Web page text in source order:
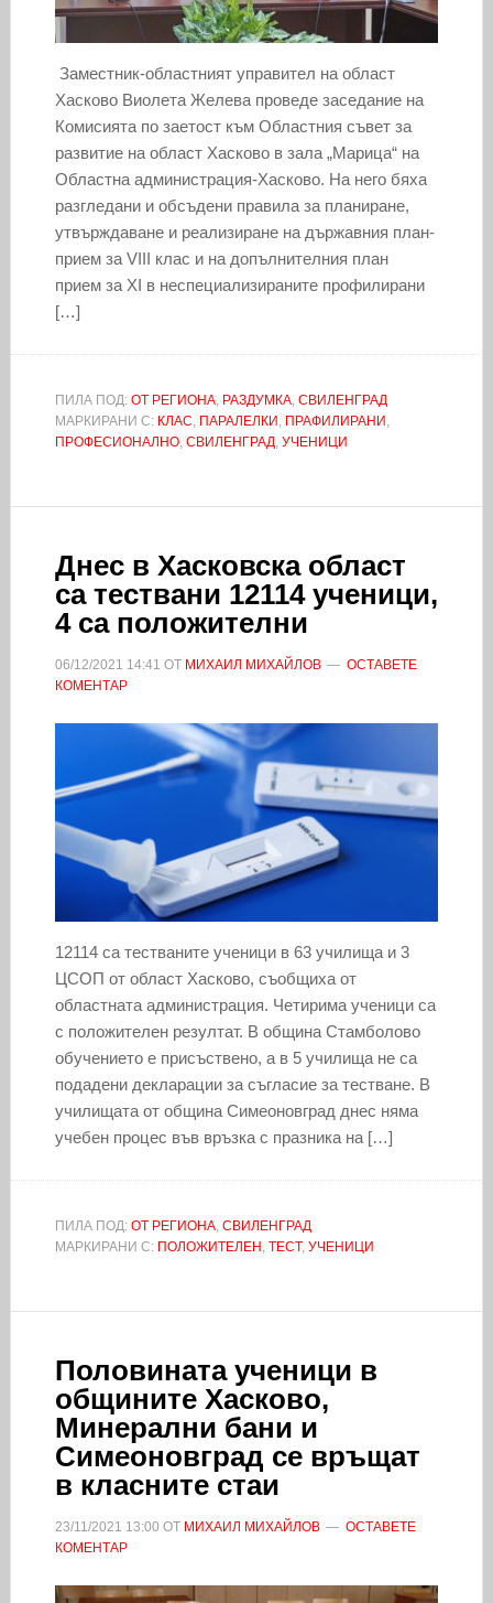
Заместник-областният управител на област
Хасково Виолета Желева проведе заседание на
Комисията по заетост към Областния съвет за
развитие на област Хасково в зала „Марица“ на
Областна администрация-Хасково. На него бяха
разгледани и обсъдени правила за планиране,
утвърждаване и реализиране на държавния план-
прием за VIII клас и на допълнителния план
прием за XI в неспециализираните профилирани
[…]
ПИЛА ПОД: ОТ РЕГИОНА, РАЗДУМКА, СВИЛЕНГРАД
МАРКИРАНИ С: КЛАС, ПАРАЛЕЛКИ , ПРАФИЛИРАНИ ,
ПРОФЕСИОНАЛНО, СВИЛЕНГРАД, УЧЕНИЦИ
Днес в Хасковска област
са тествани 12114 ученици,
4 са положителни
06/12/2021 14:41 ОТ МИХАИЛ МИХАЙЛОВ
ОСТАВЕТЕ
КОМЕНТАР
12114 са тестваните ученици в 63 училища и 3
ЦСОП от област Хасково, съобщиха от
областната администрация. Четирима ученици са
с положителен резултат. В община Стамболово
обучението е присъствено, а в 5 училища не са
подадени декларации за съгласие за тестване. В
училищата от община Симеоновград днес няма
учебен процес във връзка с празника на […]
ПИЛА ПОД: ОТ РЕГИОНА, СВИЛЕНГРАД
МАРКИРАНИ С: ПОЛОЖИТЕЛЕН , ТЕСТ, УЧЕНИЦИ
Половината ученици в
общините Хасково,
Минерални бани и
Симеоновград се връщат
в класните стаи
23/11/2021 13:00 ОТ МИХАИЛ МИХАЙЛОВ
ОСТАВЕТЕ
КОМЕНТАР